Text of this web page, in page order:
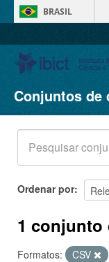
BRASIL
Conjuntos de
Organizações
Grupos
Sobre
Conjuntos de
Ordenar por
1 conjunto
Formatos: CSV